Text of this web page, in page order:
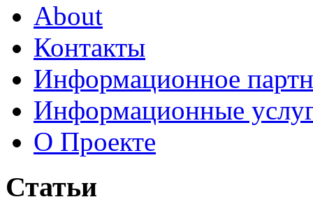
About
Контакты
Информационное
Информационные
О Проекте
Статьи